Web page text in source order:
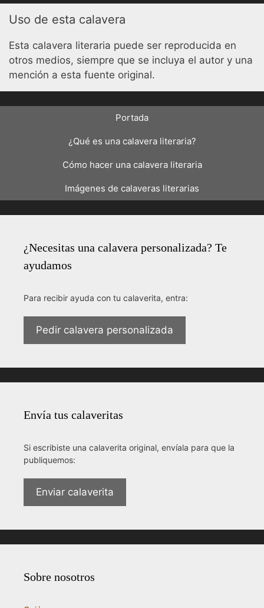
Uso de esta calavera
Esta calavera literaria puede ser reproducida en
otros medios, siempre que se incluya el autor y una
mención a esta fuente original.
Portada
¿Qué es una calavera literaria?
Cómo hacer una calavera literaria
Imágenes de calaveras literarias
¿Necesitas una calavera personalizada? Te
ayudamos
Para recibir ayuda con tu calaverita, entra:
Pedir calavera personalizada
Envía tus calaveritas
Si escribiste una calaverita original, envíala para que la
publiquemos:
Enviar calaverita
Sobre nosotros